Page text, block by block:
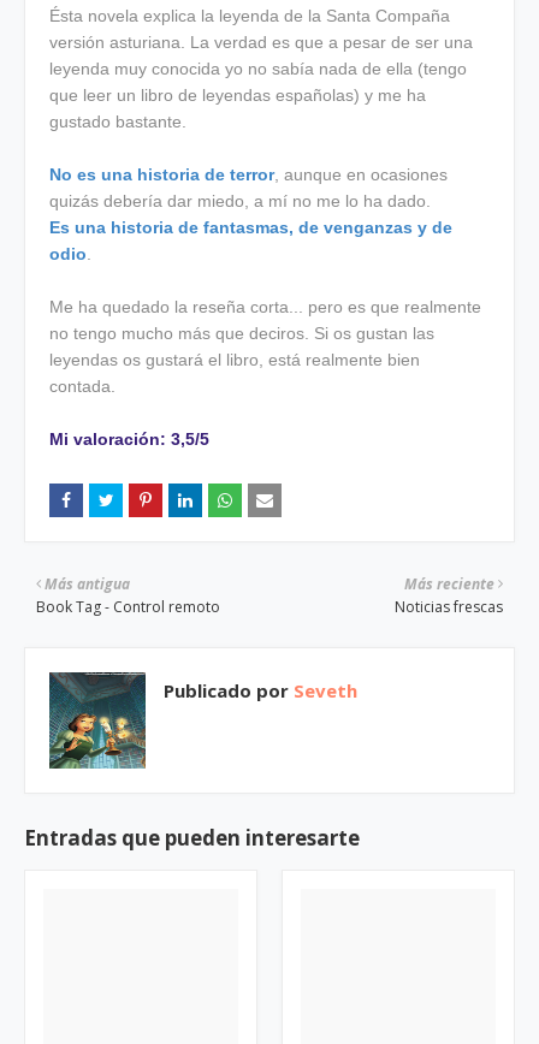
Ésta novela explica la leyenda de la Santa Compaña
versión asturiana. La verdad es que a pesar de ser una
leyenda muy conocida yo no sabía nada de ella (tengo
que leer un libro de leyendas españolas) y me ha
gustado bastante.
No es una historia de terror, aunque en ocasiones
quizás debería dar miedo, a mí no me lo ha dado.
Es una historia de fantasmas, de venganzas y de
odio
Me ha quedado la reseña corta... pero es que realmente
no tengo mucho más que deciros. Si os gustan las
leyendas os gustará el libro, está realmente bien
contada.
Mi valoración: 3,5/5
Más reciente
Noticias frescas
Más antigua
Book Tag - Control remoto
Publicado por Seveth
Entradas que pueden interesarte